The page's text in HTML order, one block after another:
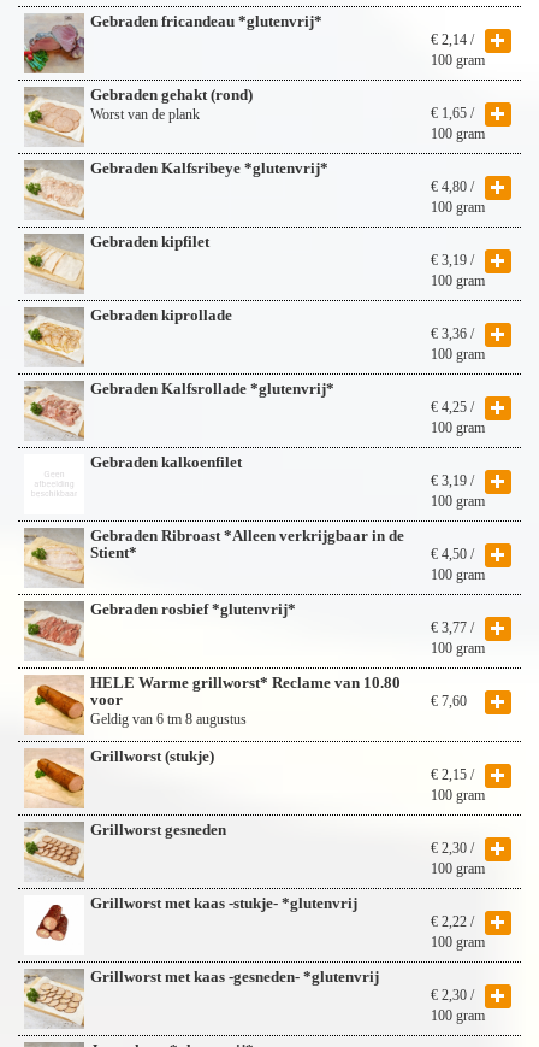
€ 2,14 /
100 gram
Gebraden fricandeau *glutenvrij*
€ 1,65 /
100 gram
Gebraden gehakt (rond)
Worst van de plank
€ 4,80 /
100 gram
Gebraden Kalfsribeye *glutenvrij*
€ 3,19 /
100 gram
Gebraden kipfilet
€ 3,36 /
100 gram
Gebraden kiprollade
€ 4,25 /
100 gram
Gebraden Kalfsrollade *glutenvrij*
€ 3,19 /
100 gram
Gebraden kalkoenfilet
€ 4,50 /
100 gram
Gebraden Ribroast *Alleen verkrijgbaar in de
Stient*
€ 3,77 /
100 gram
Gebraden rosbief *glutenvrij*
€ 7,60
HELE Warme grillworst* Reclame van 10.80
voor
Geldig van 6 tm 8 augustus
€ 2,15 /
100 gram
Grillworst (stukje)
€ 2,30 /
100 gram
Grillworst gesneden
€ 2,22 /
100 gram
Grillworst met kaas -stukje- *glutenvrij
€ 2,30 /
100 gram
Grillworst met kaas -gesneden- *glutenvrij